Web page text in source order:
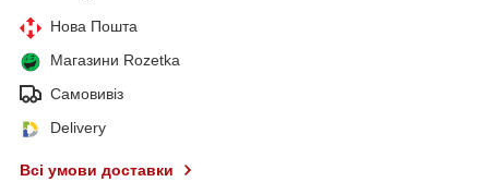
Нова Пошта
Магазини Rozetka
Самовивіз
Delivery
Всі умови доставки